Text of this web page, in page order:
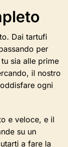
Dai tartufi
per
sia alle prime
il nostro
ogni
e veloce, e il
su un
a fare la